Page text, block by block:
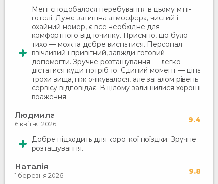
Мені сподобалося перебування в цьому міні-
готелі. Дуже затишна атмосфера, чистий і
охайний номер, є все необхідне для
комфортного відпочинку. Приємно, що було
тихо — можна добре виспатися. Персонал
ввічливий і привітний, завжди готовий
допомогти. Зручне розташування — легко
дістатися куди потрібно. Єдиний момент — ціна
трохи вища, ніж очікувалося, але загалом рівень
сервісу відповідає. В цілому залишилися хороші
враження.
Людмила 9.4
6 квітня 2026
Добре підходить для короткої поїздки. Зручне
розташування.
Наталія 9.8
1 березня 2026